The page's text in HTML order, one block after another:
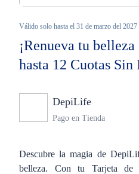
Válido solo hasta el 31 de marzo del 2027
¡Renueva tu
hasta 12 Cuotas Sin
DepiLife
Pago en Tienda
Descubre la magia de
belleza. Con tu Tarjeta de